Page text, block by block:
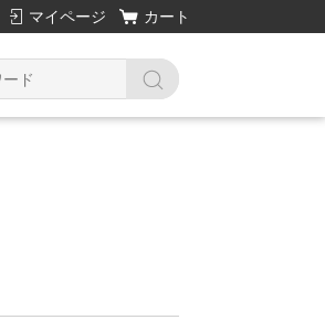
マイページ カート